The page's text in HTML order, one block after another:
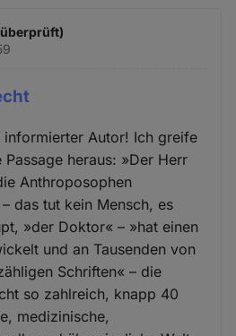
informierter Autor! Ich greife
heraus: »Der Herr
Anthroposophen
das tut kein Mensch, es
»der Doktor« – »hat einen
und an Tausenden von
Schriften« – die
so zahlreich, knapp 40
medizinische,